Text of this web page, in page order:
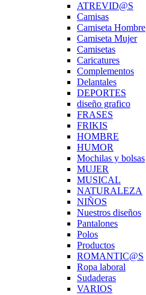
ATREVID@S
Camisas
Camiseta Hombre
Camiseta Mujer
Camisetas
Caricatures
Complementos
Delantales
DEPORTES
diseño grafico
FRASES
FRIKIS
HOMBRE
HUMOR
Mochilas y bolsas
MUJER
MUSICAL
NATURALEZA
NIÑOS
Nuestros diseños
Pantalones
Polos
Productos
ROMANTIC@S
Ropa laboral
Sudaderas
VARIOS